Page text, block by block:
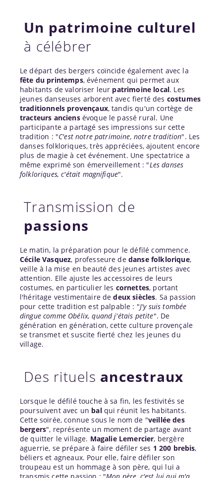
Un patrimoine culturel
à célébrer
Le départ des bergers coïncide également avec la
fête du printemps, événement qui permet aux
habitants de valoriser leur patrimoine local. Les
jeunes danseuses arborent avec fierté des costumes
traditionnels provençaux, tandis qu'un cortège de
tracteurs anciensévoque le passé rural. Une
participante a partagé ses impressions sur cette
tradition : "C'est notre patrimoine, notre tradition". Les
danses folkloriques, très appréciées, ajoutent encore
plus de magie à cet événement. Une spectatrice a
même exprimé son émerveillement : "Les danses
folkloriques, c'était magnifique".
Transmission de
passions
Le matin, la préparation pour le défilé commence.
Cécile Vasquez, professeure de danse folklorique,
veille à la mise en beauté des jeunes artistes avec
attention. Elle ajuste les accessoires de leurs
costumes, en particulier les cornettes, portant
l'héritage vestimentaire dedeux siècles. Sa passion
pour cette tradition est palpable : "J'y suis tombée
dingue comme Obélix, quand j'étais petite". De
génération en génération, cette culture provençale
se transmet et suscite fierté chez les jeunes du
village.
Des rituels ancestraux
Lorsque le défilé touche à sa fin, les festivités se
poursuivent avec un balqui réunit les habitants.
Cette soirée, connue sous le nom de "veillée des
bergers", représente un moment de partage avant
de quitter le village. Magalie Lemercier, bergère
aguerrie, se prépare à faire défiler ses 1 200 brebis,
béliers et agneaux. Pour elle, faire défiler son
troupeau est un hommage à son père, qui lui a